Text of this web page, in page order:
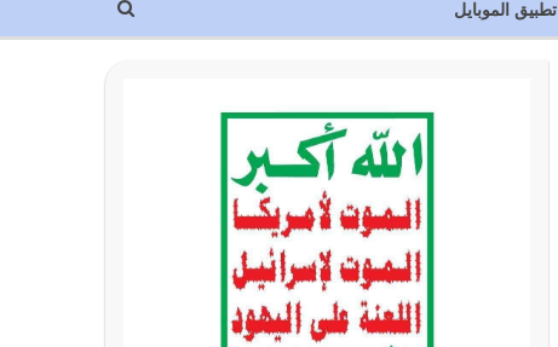
تطبيق الموبايل